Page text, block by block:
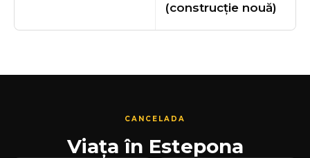
(construcție nouă)
CANCELADA
Viața în Estepona